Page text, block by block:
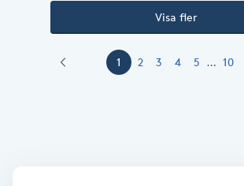
Veterinär
Visa fler
1 2 3 4 5 … 10